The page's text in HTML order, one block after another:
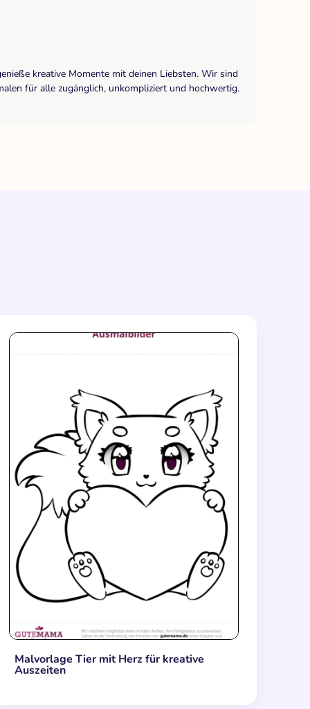
kreative Momente mit deinen Liebsten. Wir sind
für alle zugänglich, unkompliziert und hochwertig.
Malvorlage Tier mit Herz für kreative
Auszeiten